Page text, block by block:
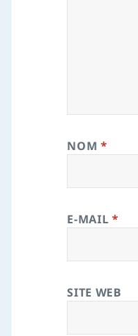
NOM *
E-MAIL *
SITE WEB